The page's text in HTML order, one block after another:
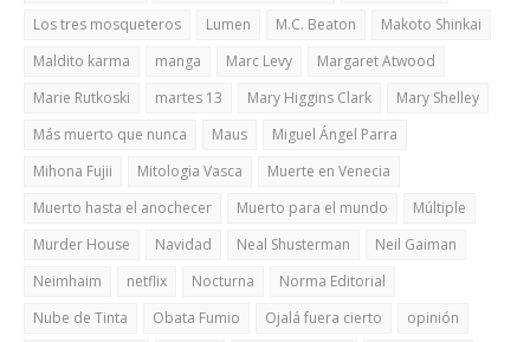
Los tres mosqueteros
Lumen M.C. Beaton
Makoto Shinkai
Maldito karma
manga Marc Levy
Margaret Atwood
Marie Rutkoski
martes 13 Mary Higgins Clark
Mary Shelley
Más muerto que nunca
Maus
Miguel Ángel Parra
Mihona Fujii
Mitologia Vasca
Muerte en Venecia
Muerto hasta el anochecer
Muerto para el mundo
Múltiple
Murder House
Navidad Neal Shusterman
Neil Gaiman
Neimhaim
netflix Nocturna
Norma Editorial
Nube de Tinta
Obata Fumio Ojalá fuera cierto
opinión